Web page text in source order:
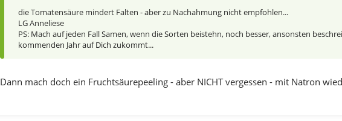
die Tomatensäure mindert Falten - aber zu Nachahmung nicht empfohlen...
LG Anneliese
PS: Mach auf jeden Fall Samen, wenn die Sorten beistehn, noch besser, ansonsten
kommenden Jahr auf Dich zukommt...
Dann mach doch ein Fruchtsäurepeeling - aber NICHT vergessen - mit Natron